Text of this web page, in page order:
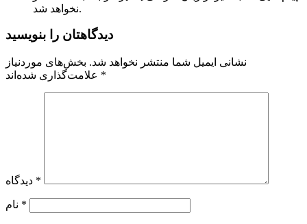
نخواهد شد.
دیدگاهتان را بنویسید
نشانی ایمیل شما منتشر نخواهد شد. بخش‌های موردنیاز
*
*
*